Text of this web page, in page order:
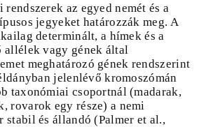
az egyed nemét és a
jegyeket határozzák meg. A
determinált, a hímek és a
allélek vagy gének által
meghatározó gének rendszerint
jelenlévő kromoszómán
taxonómiai csoportnál (madarak,
rovarok egy része) a nemi
stabil és állandó (Palmer et al.,